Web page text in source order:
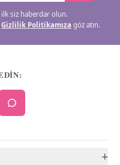
siz haberdar olun.
Gizlilik Politikamıza göz atın.
+